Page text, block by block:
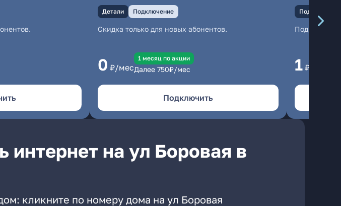
Детали Подключение
Скидка только для новых абонентов.
0 ₽/мес
1 месяц по акции
Далее 750₽/мес
Подключить
Подключение
1 ₽/мес
интернет на ул Боровая в
кликните по номеру дома на ул Боровая